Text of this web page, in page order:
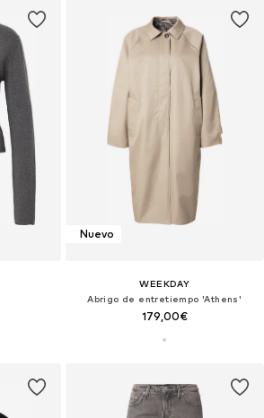
Nuevo
WEEKDAY
Abrigo de entretiempo 'Athens'
179,00€